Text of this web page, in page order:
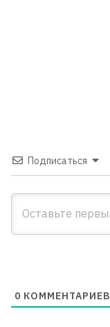
Подписаться
0 КОММЕНТАРИЕВ